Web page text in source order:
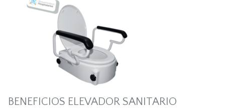
BENEFICIOS ELEVADOR SANITARIO